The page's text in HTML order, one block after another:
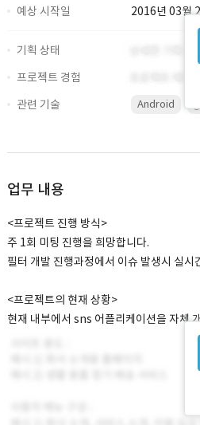
예상 시작일 2016년 03월
기획 상태
프로젝트 경험
관련 기술
Android
업무 내용
<프로젝트 진행 방식>
주 1회 미팅 진행을 희망합니다.
필터 개발 진행과정에서 이슈 발생시 실시
<프로젝트의 현재 상황>
현재 내부에서 sns 어플리케이션을 자체